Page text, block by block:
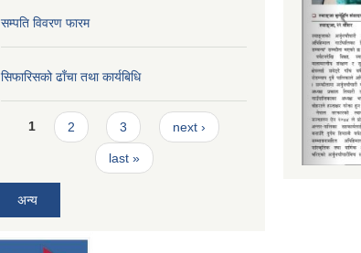
सम्पति विवरण फारम
सिफारिसको ढाँचा तथा कार्यबिधि
Pages
1 2 3 next ›
last »
अन्य